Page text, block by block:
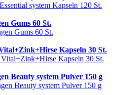
Gums 60 St.
Kapseln 30 St.
Beauty system Pulver 150 g